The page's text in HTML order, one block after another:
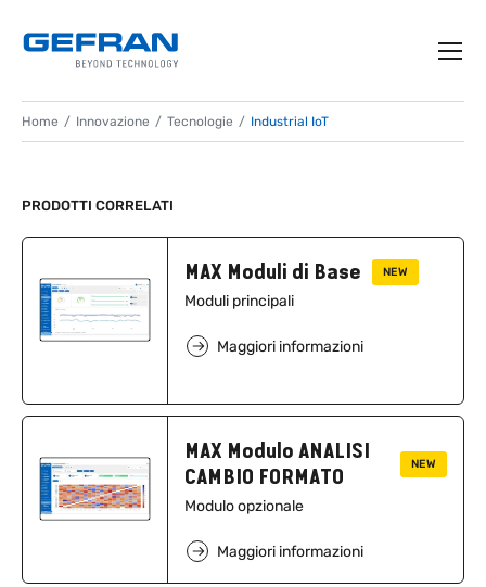
Home Innovazione Tecnologie Industrial IoT
Architetture per la digitalizzazione della
fabbrica
PRODOTTI CORRELATI
MAX Moduli di Base NEW
Moduli principali
Maggiori informazioni
MAX Modulo ANALISI
CAMBIO FORMATO
NEW
Modulo opzionale
Maggiori informazioni